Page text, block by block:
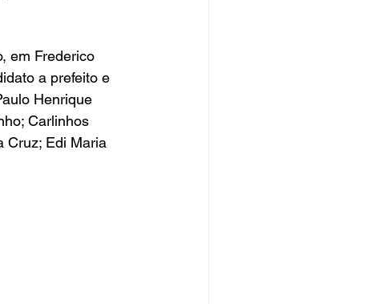
em Frederico
a prefeito e
Henrique
Carlinhos
Cruz; Edi Maria